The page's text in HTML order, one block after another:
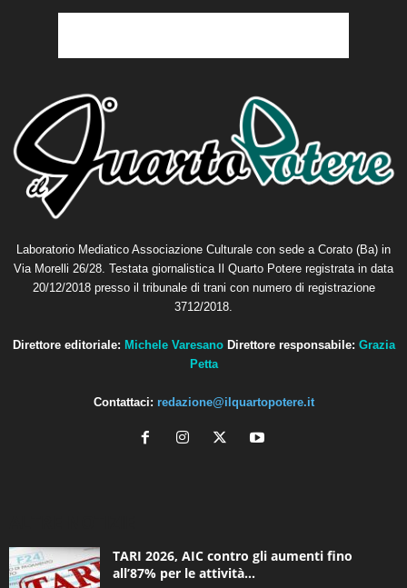
Laboratorio Mediatico Associazione Culturale con sede a Corato (Ba) in
Via Morelli 26/28. Testata giornalistica Il Quarto Potere registrata in data
20/12/2018 presso il tribunale di trani con numero di registrazione
3712/2018.
Direttore editoriale: Michele Varesano Direttore responsabile: Grazia
Petta
Contattaci: redazione@ilquartopotere.it
TARI 2026, AIC contro gli aumenti fino
all’87% per le attività...